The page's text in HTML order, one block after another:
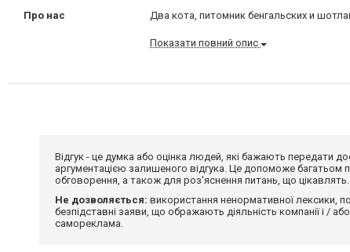
Про нас Два кота, питомник бенгальских и
Показати повний опис
Відгук - це думка або оцінка людей, які бажають передати
аргументацією залишеного відгука. Це допоможе багатьом
обговорення, а також для роз'яснення питань, що цікавлять.
Не дозволяється: використання ненормативної лексики,
безпідставні заяви, що ображають діяльність компанії і /
самореклама.